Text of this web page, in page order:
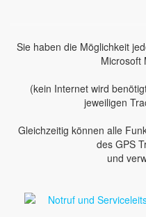
Sie haben die Möglichkeit
Microsoft
(kein Internet wird
jeweiligen
Gleichzeitig können alle
des GPS
und